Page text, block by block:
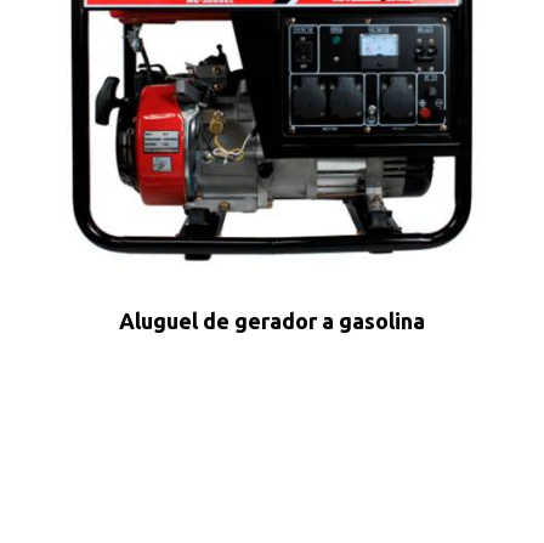
Aluguel de gerador a gasolina